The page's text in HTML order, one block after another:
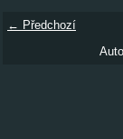
← Předchozí